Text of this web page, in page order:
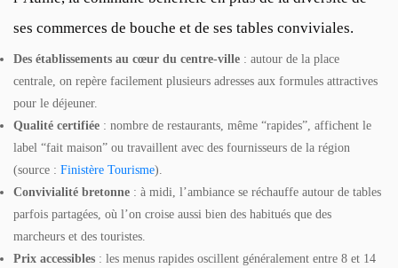
ses commerces de bouche et de ses tables conviviales.
Des établissements au cœur du centre-ville : autour de la place
centrale, on repère facilement plusieurs adresses aux formules attractives
pour le déjeuner.
Qualité certifiée : nombre de restaurants, même “rapides”, affichent le
label “fait maison” ou travaillent avec des fournisseurs de la région
(source : Finistère Tourisme).
Convivialité bretonne : à midi, l’ambiance se réchauffe autour de tables
parfois partagées, où l’on croise aussi bien des habitués que des
marcheurs et des touristes.
Prix accessibles : les menus rapides oscillent généralement entre 8 et 14